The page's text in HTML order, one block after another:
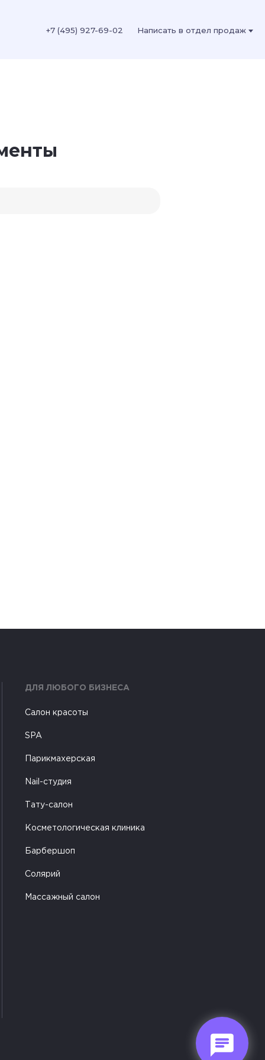
+7 (495) 927-69-02 Написать в отдел продаж
ДЛЯ ЛЮБОГО БИЗНЕСА
Салон красоты
SPA
Парикмахерская
Nail-студия
Тату-салон
Косметологическая клиника
Барбершоп
Солярий
Массажный салон